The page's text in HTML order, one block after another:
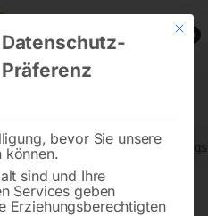
0
Fräszubehör
Mit
Datenschutz-
Präferenz
bevor Sie unsere
können.
sind und Ihre
Services geben
Erziehungsberechtigten